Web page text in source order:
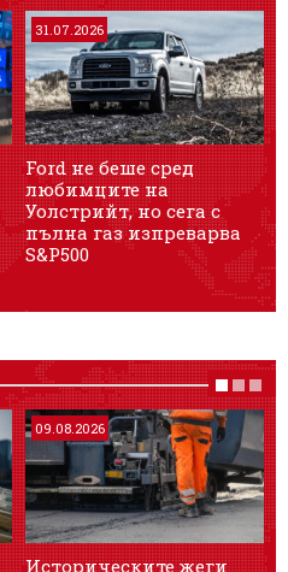
31.07.2026
Ford не беше сред
любимците на
Уолстрийт, но сега с
пълна газ изпреварва
S&P500
09.08.2026
Историческите жеги